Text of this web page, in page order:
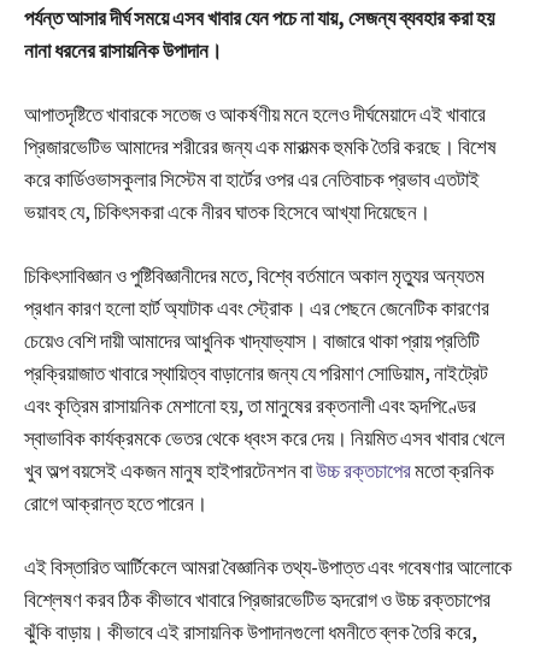
পর্যন্ত আসার দীর্ঘ সময়ে এসব খাবার যেন পচে না যায়, সেজন্য ব্যবহার করা হয়
নানা ধরনের রাসায়নিক উপাদান।
আপাতদৃষ্টিতে খাবারকে সতেজ ও আকর্ষণীয় মনে হলেও দীর্ঘমেয়াদে এই খাবারে
প্রিজারভেটিভ আমাদের শরীরের জন্য এক মারাত্মক হুমকি তৈরি করছে। বিশেষ
করে কার্ডিওভাসকুলার সিস্টেম বা হার্টের ওপর এর নেতিবাচক প্রভাব এতটাই
ভয়াবহ যে, চিকিৎসকরা একে নীরব ঘাতক হিসেবে আখ্যা দিয়েছেন।
চিকিৎসাবিজ্ঞান ও পুষ্টিবিজ্ঞানীদের মতে, বিশ্বে বর্তমানে অকাল মৃত্যুর অন্যতম
প্রধান কারণ হলো হার্ট অ্যাটাক এবং স্ট্রোক। এর পেছনে জেনেটিক কারণের
চেয়েও বেশি দায়ী আমাদের আধুনিক খাদ্যাভ্যাস। বাজারে থাকা প্রায় প্রতিটি
প্রক্রিয়াজাত খাবারে স্থায়িত্ব বাড়ানোর জন্য যে পরিমাণ সোডিয়াম, নাইট্রেট
এবং কৃত্রিম রাসায়নিক মেশানো হয়, তা মানুষের রক্তনালী এবং হৃদপিণ্ডের
স্বাভাবিক কার্যক্রমকে ভেতর থেকে ধ্বংস করে দেয়। নিয়মিত এসব খাবার খেলে
খুব অল্প বয়সেই একজন মানুষ হাইপারটেনশন বাউচ্চ রক্তচাপেরমতো ক্রনিক
রোগে আক্রান্ত হতে পারেন।
এই বিস্তারিত আর্টিকেলে আমরা বৈজ্ঞানিক তথ্য-উপাত্ত এবং গবেষণার আলোকে
বিশ্লেষণ করব ঠিক কীভাবে খাবারে প্রিজারভেটিভ হৃদরোগ ও উচ্চ রক্তচাপের
ঝুঁকি বাড়ায়। কীভাবে এই রাসায়নিক উপাদানগুলো ধমনীতে ব্লক তৈরি করে,